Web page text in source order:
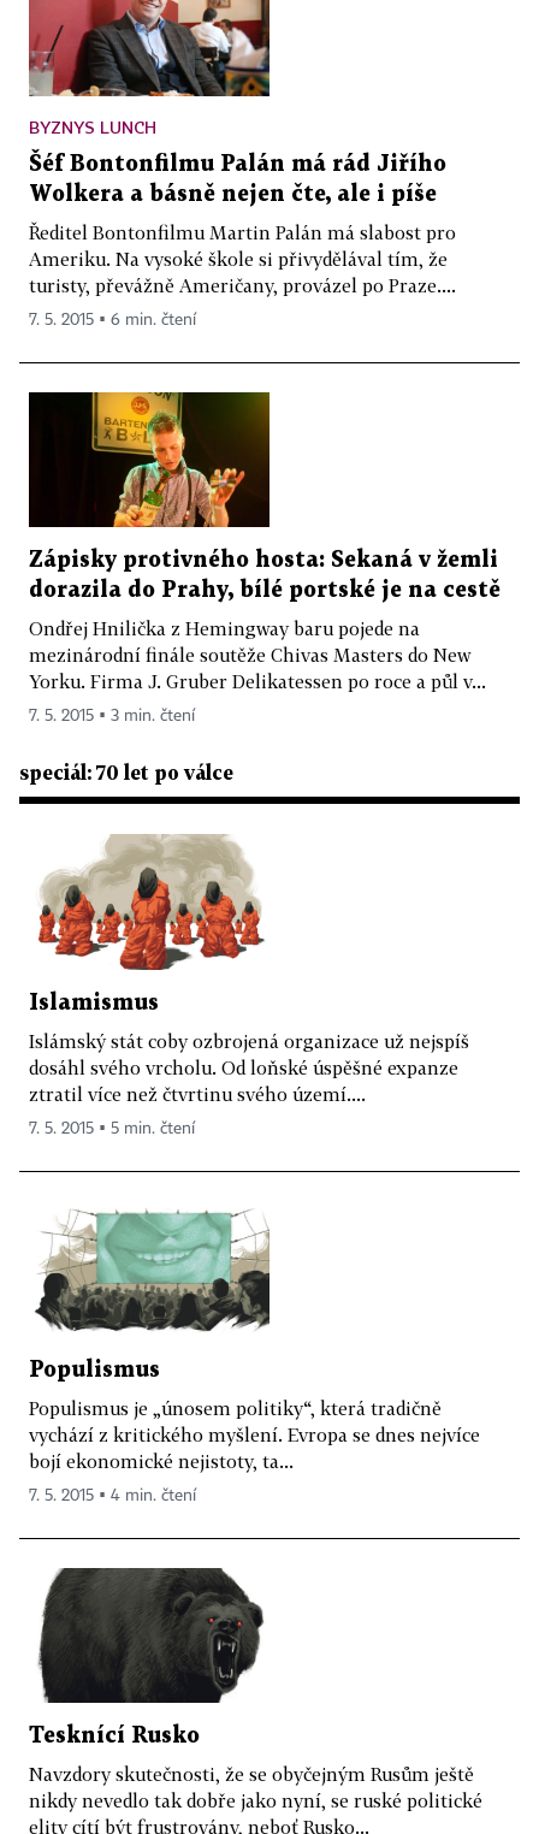
BYZNYS LUNCH
Šéf Bontonfilmu Palán má rád Jiřího
Wolkera a básně nejen čte, ale i píše
Ředitel Bontonfilmu Martin Palán má slabost pro
Ameriku. Na vysoké škole si přivydělával tím, že
turisty, převážně Američany, provázel po Praze....
7. 5. 2015 ▪ 6 min. čtení
Zápisky protivného hosta: Sekaná v žemli
dorazila do Prahy, bílé portské je na cestě
Ondřej Hnilička z Hemingway baru pojede na
mezinárodní finále soutěže Chivas Masters do New
Yorku. Firma J. Gruber Delikatessen po roce a půl v...
7. 5. 2015 ▪ 3 min. čtení
speciál: 70 let po válce
Islamismus
Islámský stát coby ozbrojená organizace už nejspíš
dosáhl svého ­vrcholu. Od loňské úspěšné expanze
ztratil více než čtvrtinu svého území....
7. 5. 2015 ▪ 5 min. čtení
Populismus
Populismus je „únosem politiky“, která tradičně
vychází z kritického myšlení. Evropa se dnes nejvíce
bojí ekonomické nejistoty, ta...
7. 5. 2015 ▪ 4 min. čtení
Tesknící Rusko
Navzdory skutečnosti, že se obyčejným Rusům ještě
nikdy nevedlo tak dobře jako nyní, se ruské politické
elity cítí být frustrovány, neboť Rusko...